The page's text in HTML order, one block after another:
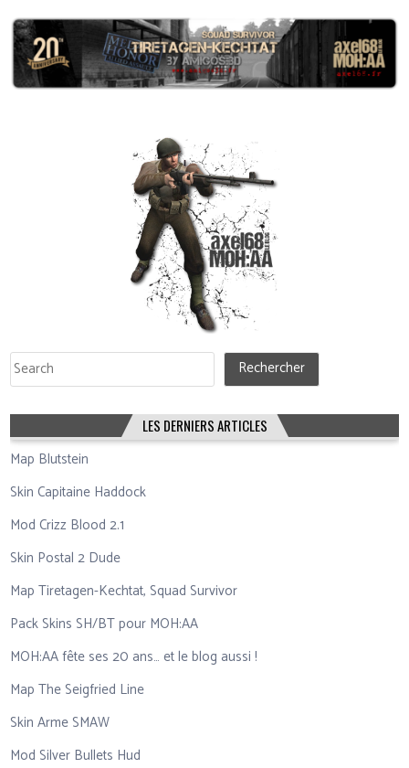
Rechercher Rechercher
LES DERNIERS ARTICLES
Map Blutstein
Skin Capitaine Haddock
Mod Crizz Blood 2.1
Skin Postal 2 Dude
Map Tiretagen-Kechtat, Squad Survivor
Pack Skins SH/BT pour MOH:AA
MOH:AA fête ses 20 ans… et le blog aussi !
Map The Seigfried Line
Skin Arme SMAW
Mod Silver Bullets Hud